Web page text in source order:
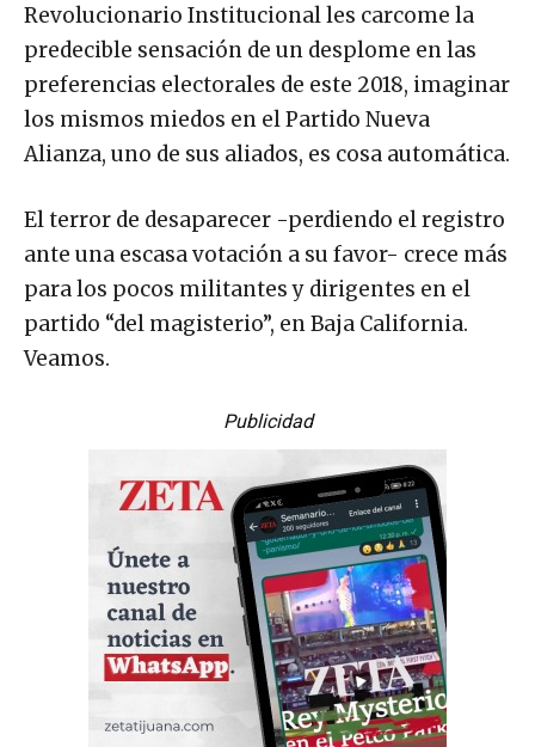
Revolucionario Institucional les carcome la
predecible sensación de un desplome en las
preferencias electorales de este 2018, imaginar
los mismos miedos en el Partido Nueva
Alianza, uno de sus aliados, es cosa automática.
El terror de desaparecer -perdiendo el registro
ante una escasa votación a su favor- crece más
para los pocos militantes y dirigentes en el
partido “del magisterio”, en Baja California.
Veamos.
Publicidad